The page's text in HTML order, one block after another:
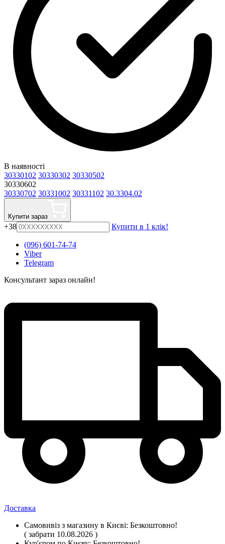
В наявності
30330102 30330302 30330502
30330602
30330702 30331002 30331102 30.3304.02
Купити зараз
+38 Купити в 1 клік!
(096) 601-74-74
Viber
Telegram
Консультант зараз онлайн!
Доставка
Самовивіз з магазину в Києві: Безкоштовно!
( забрати 10.08.2026 )